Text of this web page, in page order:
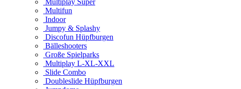
Multiplay Super
Multifun
Indoor
Jumpy & Splashy
Discofun Hüpfburgen
Bälleshooters
Große Spielparks
Multiplay L-XL-XXL
Slide Combo
Doubleslide Hüpfburgen